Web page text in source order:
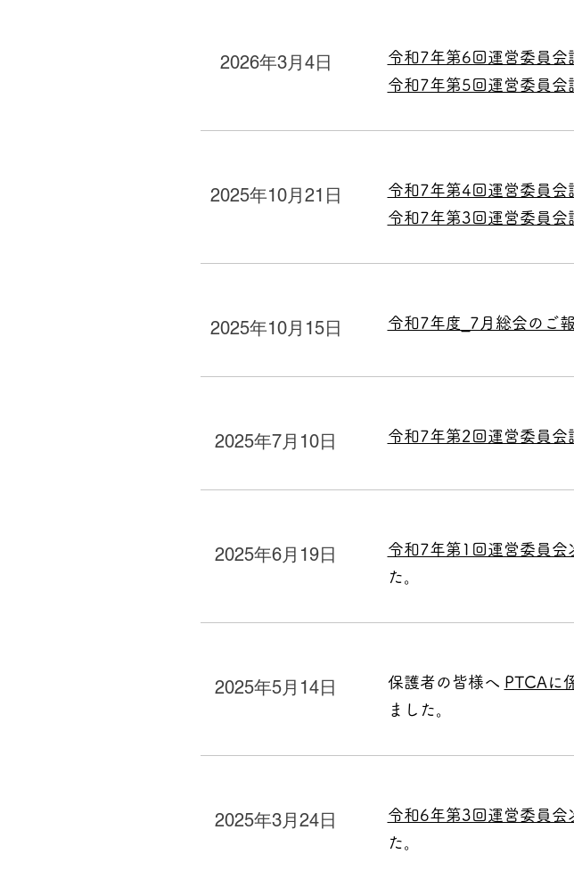
2026年3月4日 令和7年第6回運営委員会
令和7年第5回運営委員会
2025年10月21日 令和7年第4回運営委員会
令和7年第3回運営委員会
2025年10月15日 令和7年度_7月総会のご
2025年7月10日 令和7年第2回運営委員会
2025年6月19日 令和7年第1回運営委員会
た。
2025年5月14日 保護者の皆様へ PTCAに
ました。
2025年3月24日 令和6年第3回運営委員会
た。